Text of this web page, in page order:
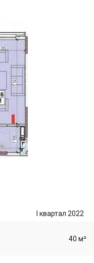
I квартал 2022
40 м²